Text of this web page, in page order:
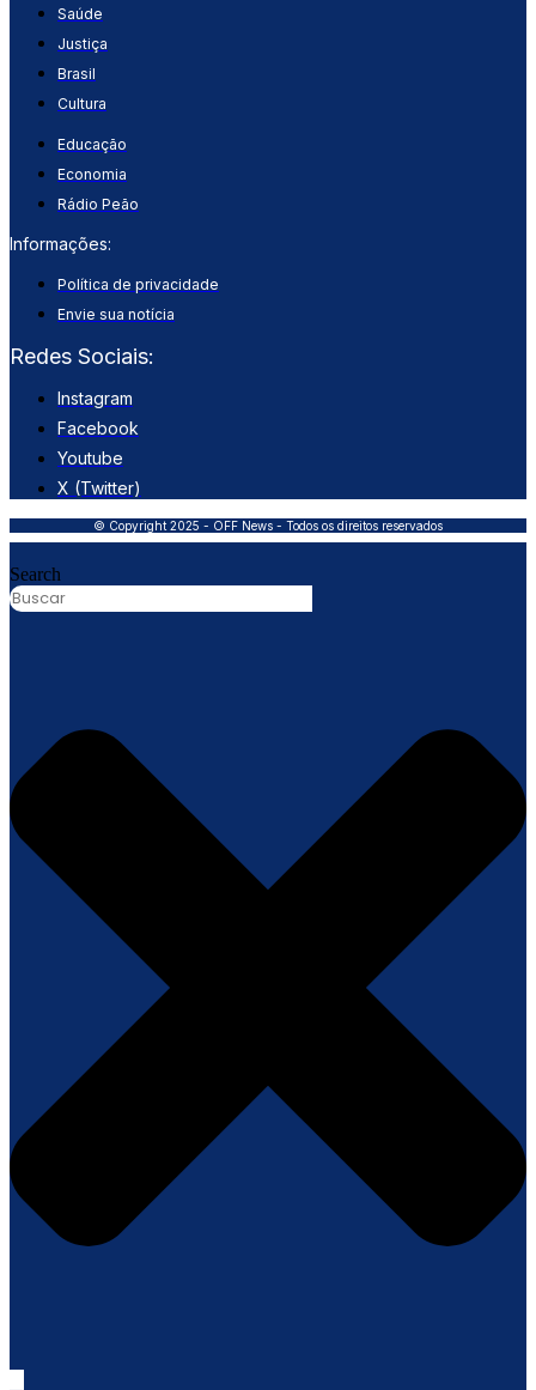
Saúde
Justiça
Brasil
Cultura
Educação
Economia
Rádio Peão
Informações:
Política de privacidade
Envie sua notícia
Redes Sociais:
Instagram
Facebook
Youtube
X (Twitter)
© Copyright 2025 - OFF News - Todos os direitos reservados
Search